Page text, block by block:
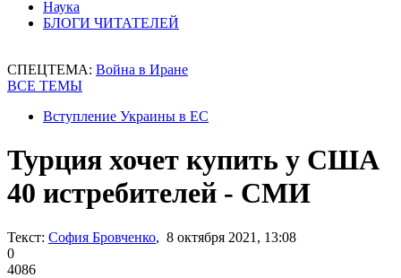
Наука
БЛОГИ ЧИТАТЕЛЕЙ
СПЕЦТЕМА: Война в Иране
ВСЕ ТЕМЫ
Вступление Украины в ЕС
Турция хочет купить у США
40 истребителей - СМИ
Текст: София Бровченко, 8 октября 2021, 13:08
0
4086